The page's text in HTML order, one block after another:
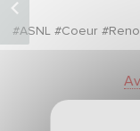
#ASNL #Coeur